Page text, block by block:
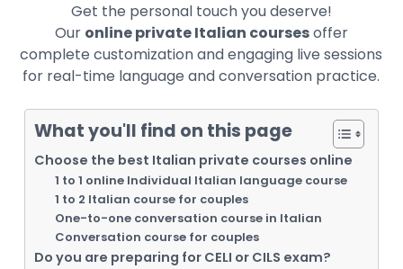
Get the personal touch you deserve!
Our online private Italian coursesoffer
complete customization and engaging live sessions
for real-time language and conversation practice.
What you'll find on this page
Choose the best Italian private courses online
1 to 1 online Individual Italian language course
1 to 2 Italian course for couples
One-to-one conversation course in Italian
Conversation course for couples
Do you are preparing for CELI or CILS exam?